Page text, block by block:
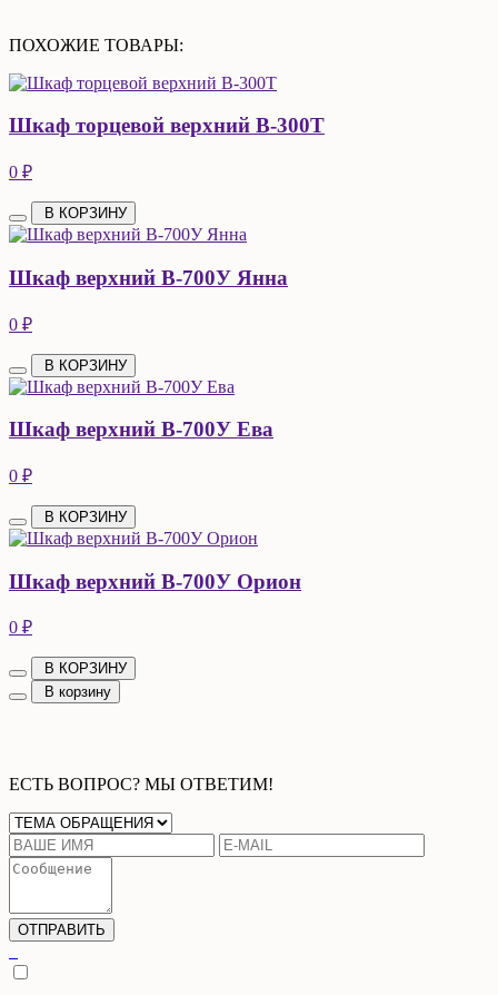
ПОХОЖИЕ ТОВАРЫ:
Шкаф торцевой верхний В-300Т
0 ₽
В КОРЗИНУ
Шкаф верхний В-700У Янна
0 ₽
В КОРЗИНУ
Шкаф верхний В-700У Ева
0 ₽
В КОРЗИНУ
Шкаф верхний В-700У Орион
0 ₽
В КОРЗИНУ
В корзину
ЕСТЬ ВОПРОС? МЫ ОТВЕТИМ!